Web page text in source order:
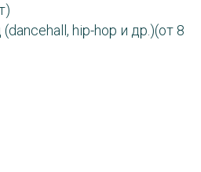
hip-hop и др.)(от 8